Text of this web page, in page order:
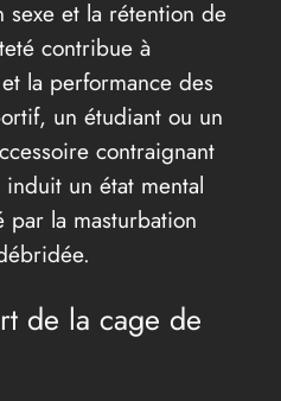
et la rétention de
contribue à
la performance des
un étudiant ou un
contraignant
un état mental
la masturbation
de la cage de